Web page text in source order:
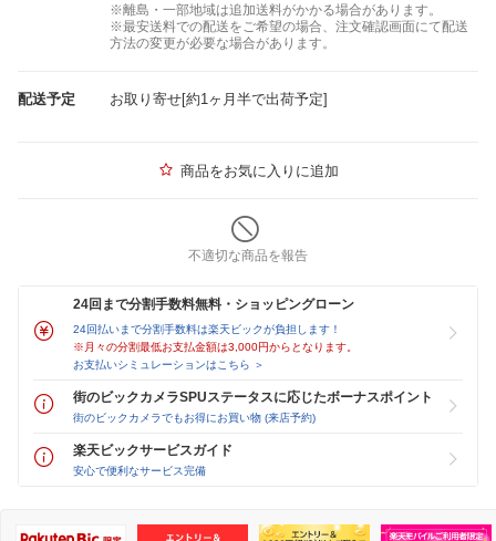
※離島・一部地域は追加送料がかかる場合があります。
※最安送料での配送をご希望の場合、注文確認画面にて配送
方法の変更が必要な場合があります。
配送予定 お取り寄せ[約1ヶ月半で出荷予定]
商品をお気に入りに追加
不適切な商品を報告
24回まで分割手数料無料・ショッピングローン
24回払いまで分割手数料は楽天ビックが負担します！
※月々の分割最低お支払金額は3,000円からとなります。
お支払いシミュレーションはこちら ＞
街のビックカメラSPUステータスに応じたボーナスポイント
街のビックカメラでもお得にお買い物 (来店予約)
楽天ビックサービスガイド
安心で便利なサービス完備